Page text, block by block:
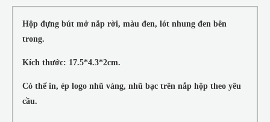
Hộp đựng bút mở nắp rời, màu đen, lót nhung đen bên
trong.
Kích thước: 17.5*4.3*2cm.
Có thể in, ép logo nhũ vàng, nhũ bạc trên nắp hộp theo yêu
cầu.